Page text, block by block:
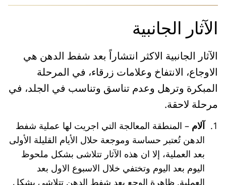
الآثار الجانبية
الآثار الجانبية الاكثر انتشاراً بعد شفط الدهن هي
الاوجاع، الانتفاخ وعلامات زرقاء، في المرحلة
المبكرة وترهل وعدم تناسق وتناسب في الجلد، في
مرحلة لاحقة.
آلام – المنطقة المعالجة التي اجريت لها عملية شفط
الدهن تُعتبر حساسة وموجعة حلال الأيام القليلة الأولى
بعد العملية، إلا ان هذه الآثار تتلاشى بشكل ملحوظ
اليوم بعد اليوم وتختفي خلال الاسبوع الاول بعد
العملية. ظاهرة الوجع بعد شفط الدهن تتلاشى بشكل